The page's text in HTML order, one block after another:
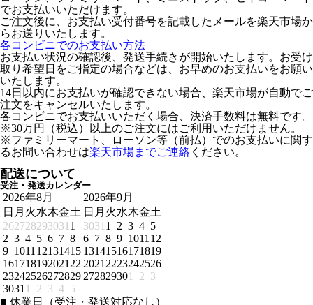
でお支払いいただけます。
ご注文後に、お支払い受付番号を記載したメールを楽天市場か
らお送りいたします。
各コンビニでのお支払い方法
お支払い状況の確認後、発送手続きが開始いたします。お受け
取り希望日をご指定の場合などは、お早めのお支払いをお願い
いたします。
14日以内にお支払いが確認できない場合、楽天市場が自動でご
注文をキャンセルいたします。
各コンビニでお支払いいただく場合、決済手数料は無料です。
※30万円（税込）以上のご注文にはご利用いただけません。
※ファミリーマート、ローソン等（前払）でのお支払いに関す
るお問い合わせは楽天市場までご連絡 ください。
配送について
受注・発送カレンダー
2026年8月
日 月 火水木金土
262728293031 1
2 3 4 5 6 7 8
9 1011 12131415
161718192021 22
23242526272829
3031 1 2 3 4 5
2026年9月
日 月 火水木金土
3031 1 2 3 4 5
6 7 8 9 1011 12
13141516171819
2021 2223242526
272829301 2 3
■ 休業日（受注・発送対応なし）